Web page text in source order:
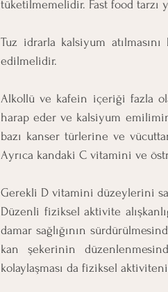
tüketilmemelidir. Fast food tarzı
Tuz idrarla kalsiyum
edilmelidir.
Alkollü ve kafein içeriği fazla
harap eder ve kalsiyum
bazı kanser türlerine ve
Ayrıca kandaki C vitamini ve
Gerekli D vitamini düzeylerini
Düzenli fiziksel aktivite
damar sağlığının
kan şekerinin
kolaylaşması da fiziksel